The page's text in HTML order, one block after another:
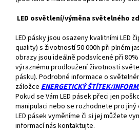
LED osvětlení/výměna světelného
LED pásky jsou osazeny kvalitními LED
quality) s životností 50 000h při plném
obrazy jsou ideálně podsvícené při
výraznému prodloužení životnosti
pásku). Podrobné informace o
záložce ENERGETICKÝ ŠTÍTEK/
Pokud se Vám LED pásek přeci jen
manipulaci nebo se rozhodnete pro jiný
LED pásek vyměníme či si jej můžete
informací nás kontaktujte.